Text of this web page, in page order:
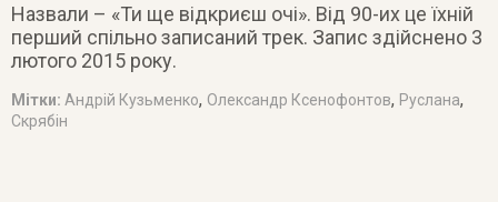
Назвали – «Ти ще відкриєш очі». Від 90-их це їхній
перший спільно записаний трек. Запис здійснено 3
лютого 2015 року.
Мітки: Андрій Кузьменко, Олександр Ксенофонтов, Руслана,
Скрябін